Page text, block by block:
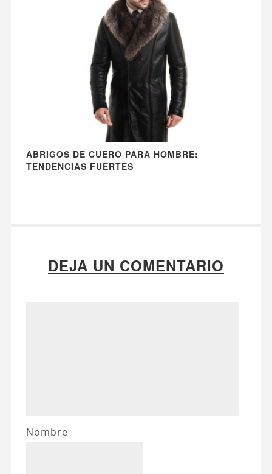
ABRIGOS DE CUERO PARA HOMBRE:
TENDENCIAS FUERTES
DEJA UN COMENTARIO
Nombre